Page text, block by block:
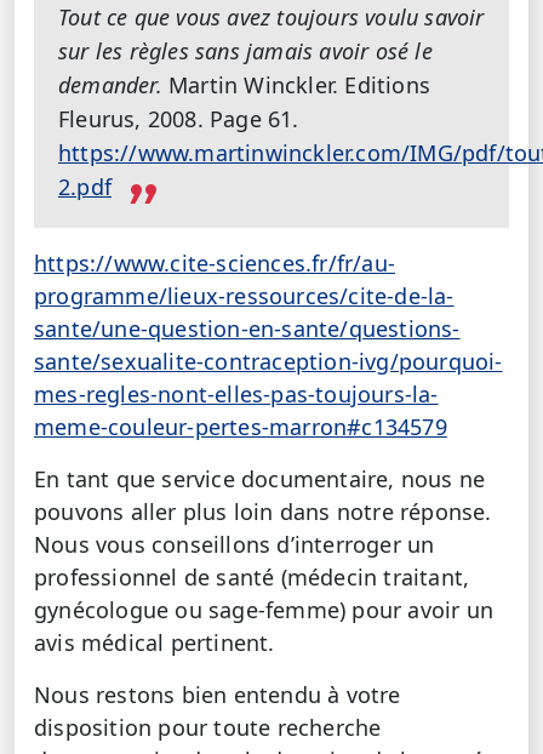
Tout ce que vous avez toujours voulu savoir
sur les règles sans jamais avoir osé le
demander. Martin Winckler. Editions
Fleurus, 2008. Page 61.
https://www.martinwinckler.com/IMG/pdf/
2.pdf
https://www.cite-sciences.fr/fr/au-
programme/lieux-ressources/cite-de-la-
sante/une-question-en-sante/questions-
sante/sexualite-contraception-ivg/pourquoi-
mes-regles-nont-elles-pas-toujours-la-
meme-couleur-pertes-marron#c134579
En tant que service documentaire, nous ne
pouvons aller plus loin dans notre réponse.
Nous vous conseillons d’interroger un
professionnel de santé (médecin traitant,
gynécologue ou sage-femme) pour avoir un
avis médical pertinent.
Nous restons bien entendu à votre
disposition pour toute recherche